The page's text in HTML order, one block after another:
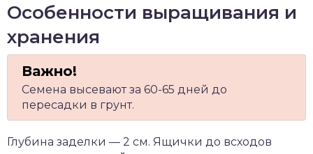
Особенности выращивания и
хранения
Семена высевают за 60-65 дней до
пересадки в грунт.
Глубина заделки — 2 см. Ящички до всходов